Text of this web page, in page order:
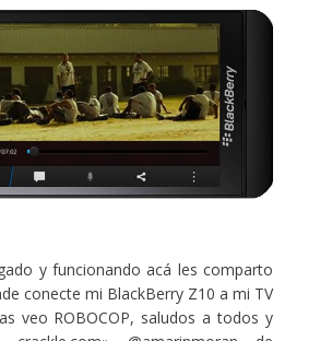
y funcionando acá les comparto
conecte mi BlackBerry Z10 a mi TV
veo ROBOCOP, saludos a todos y